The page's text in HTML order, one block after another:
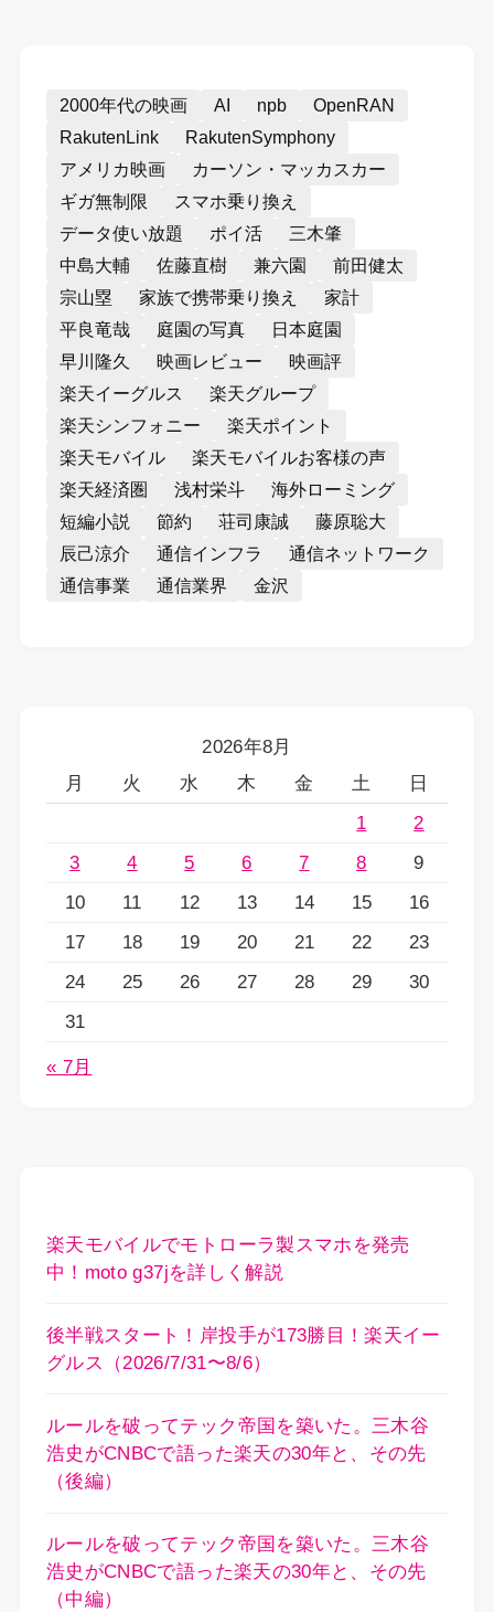
2000年代の映画 AI npb
OpenRAN
RakutenLink
RakutenSymphony
アメリカ映画
カーソン・マッカスカー
ギガ無制限
スマホ乗り換え
データ使い放題
ポイ活
三木肇
中島大輔
佐藤直樹 兼六園
前田健太
宗山塁
家族で携帯乗り換え
家計
平良竜哉
庭園の写真
日本庭園
早川隆久
映画レビュー
映画評
楽天イーグルス
楽天グループ
楽天シンフォニー
楽天ポイント
楽天モバイル
楽天モバイルお客様の声
楽天経済圏
浅村栄斗
海外ローミング
短編小説
節約 荘司康誠
藤原聡大
辰己涼介
通信インフラ
通信ネットワーク
通信事業
通信業界 金沢
2026年8月
月
火 水 木 金 土
日
1
2
3
4 5 6 7 8
9
10
11 12 13 14 15
16
17
18 19 20 21 22
23
24
25 26 27 28 29
30
31
« 7月
楽天モバイルでモトローラ製スマホを発売
中！moto g37jを詳しく解説
後半戦スタート！岸投手が173勝目！楽天イー
グルス（2026/7/31〜8/6）
ルールを破ってテック帝国を築いた。三木谷
浩史がCNBCで語った楽天の30年と、その先
（後編）
ルールを破ってテック帝国を築いた。三木谷
浩史がCNBCで語った楽天の30年と、その先
（中編）